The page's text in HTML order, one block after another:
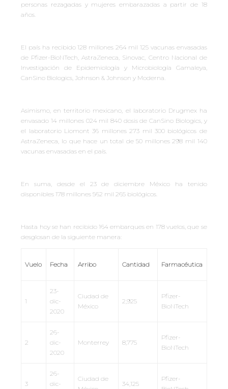
personas rezagadas y mujeres embarazadas a partir de 18
años.
El país ha recibido 128 millones 264 mil 125 vacunas envasadas
de Pfizer-BioNTech, AstraZeneca, Sinovac, Centro Nacional de
Investigación de Epidemiología y Microbiología Gamaleya,
CanSino Biologics, Johnson & Johnson y Moderna.
Asimismo, en territorio mexicano, el laboratorio Drugmex ha
envasado 14 millones 024 mil 840 dosis de CanSino Biologics, y
el laboratorio Liomont 36 millones 273 mil 300 biológicos de
AstraZeneca, lo que hace un total de 50 millones 298 mil 140
vacunas envasadas en el país.
En suma, desde el 23 de diciembre México ha tenido
disponibles 178 millones 562 mil 265 biológicos.
Hasta hoy se han recibido 164 embarques en 178 vuelos, que se
desglosan de la siguiente manera:
Vuelo Fecha Arribo Cantidad Farmacéutica
1
23-
dic-
2020
Ciudad de
México
2,925
Pfizer-
BioNTech
2
26-
dic-
2020
Monterrey 8,775
Pfizer-
BioNTech
3
26-
dic-
Ciudad de
34,125
Pfizer-